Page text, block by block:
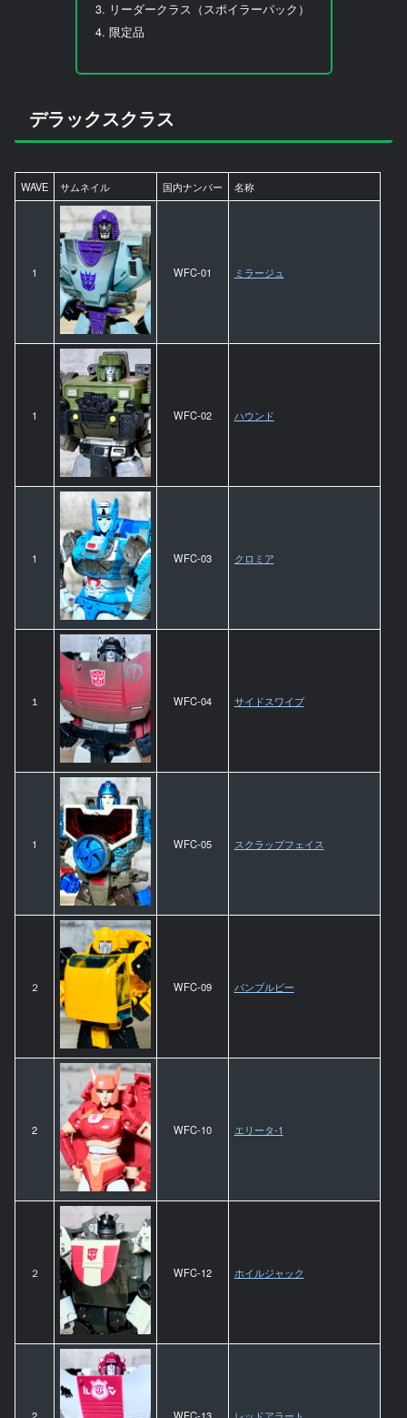
リーダークラス（スポイラーパック）
限定品
デラックスクラス
WAVE サムネイル 国内ナンバー 名称
1 WFC-01 ミラージュ
1 WFC-02 ハウンド
1 WFC-03 クロミア
１ WFC-04 サイドスワイプ
1 WFC-05 スクラップフェイス
２ WFC-09 バンブルビー
2 WFC-10 エリータ-1
２ WFC-12 ホイルジャック